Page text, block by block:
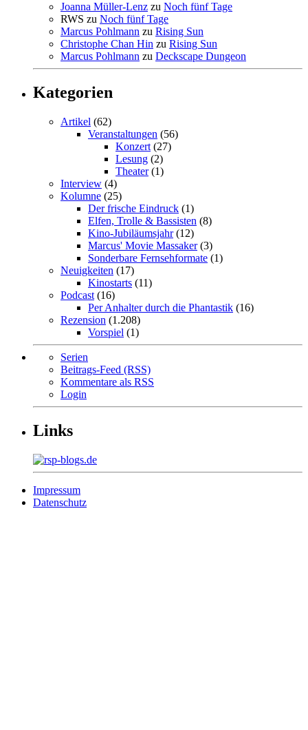
Joanna Müller-Lenz zu Noch fünf Tage
RWS zu Noch fünf Tage
Marcus Pohlmann zu Rising Sun
Christophe Chan Hin zu Rising Sun
Marcus Pohlmann zu Deckscape Dungeon
Kategorien
Artikel (62)
Veranstaltungen (56)
Konzert (27)
Lesung (2)
Theater(1)
Interview (4)
Kolumne (25)
Der frische Eindruck (1)
Elfen, Trolle & Bassisten (8)
Kino-Jubiläumsjahr(12)
Marcus' Movie Massaker(3)
Sonderbare Fernsehformate (1)
Neuigkeiten (17)
Kinostarts (11)
Podcast (16)
Per Anhalter durch die Phantastik (16)
Rezension (1.208)
Vorspiel (1)
Serien
Beitrags-Feed (RSS)
Kommentare als RSS
Login
Links
Impressum
Datenschutz